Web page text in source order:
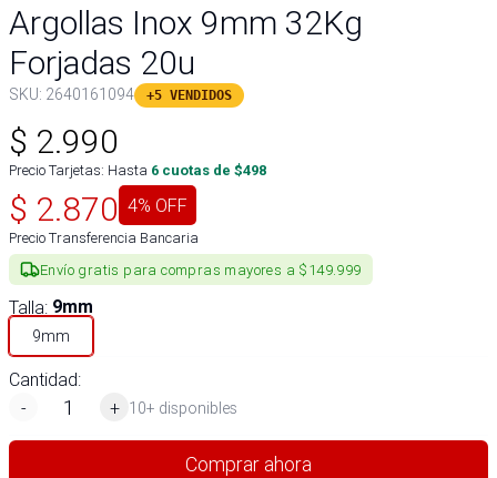
Argollas Inox 9mm 32Kg
Forjadas 20u
SKU: 2640161094 +5 VENDIDOS
$ 2.990
Precio Tarjetas: Hasta 6 cuotas de $498
$ 2.870 4% OFF
Precio Transferencia Bancaria
Envío gratis para compras mayores a $149.999
Talla: 9mm
9mm
Cantidad:
-
+ 10+ disponibles
Comprar ahora